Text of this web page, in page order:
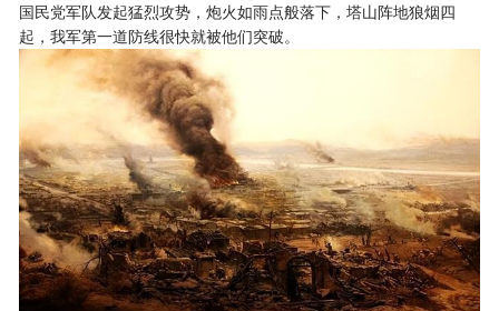
国民党军队发起猛烈攻势，炮火如雨点般落下，塔山阵地狼烟四
起，我军第一道防线很快就被他们突破。